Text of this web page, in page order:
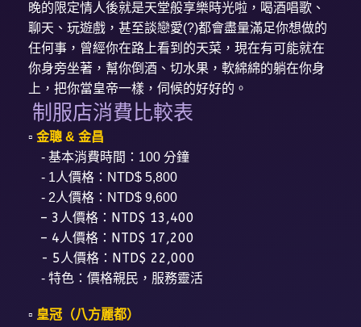
晚的限定情人後就是天堂般享樂時光啦，喝酒唱歌、
聊天、玩遊戲，甚至談戀愛(?)都會盡量滿足你想做的
任何事，曾經你在路上看到的天菜，現在有可能就在
你身旁坐著，幫你倒酒、切水果，軟綿綿的躺在你身
上，把你當皇帝一樣，伺候的好好的。
制服店消費比較表
▫️金聰 & 金昌
- 基本消費時間：100 分鐘
- 1人價格：NTD$ 5,800
- 2人價格：NTD$ 9,600
– 3人價格：NTD$ 13,400
– 4人價格：NTD$ 17,200
- 5人價格：NTD$ 22,000
- 特色：價格親民，服務靈活
▫️ 皇冠（八方麗都）